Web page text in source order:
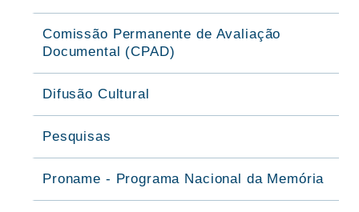
Comissão Permanente de Avaliação
Documental (CPAD)
Difusão Cultural
Pesquisas
Proname - Programa Nacional da Memória